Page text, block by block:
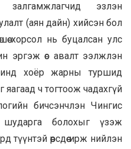
эзлэн
(аян дайн) хийсэн бол
хорсол нь буцалсан улс
эргэж өс авалт ээлжлэн
хоёр жарны туршид
ч тогтоож чадахгүй
бичсэнчлэн Чингис
болохыг үзэж
өөрсдөө ирж нийлэн